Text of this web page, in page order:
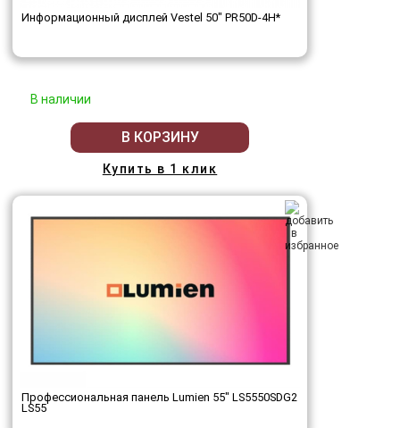
Информационный дисплей Vestel 50" PR50D-4H*
В наличии
В КОРЗИНУ
Купить в 1 клик
Профессиональная панель Lumien 55" LS5550SDG2
LS55